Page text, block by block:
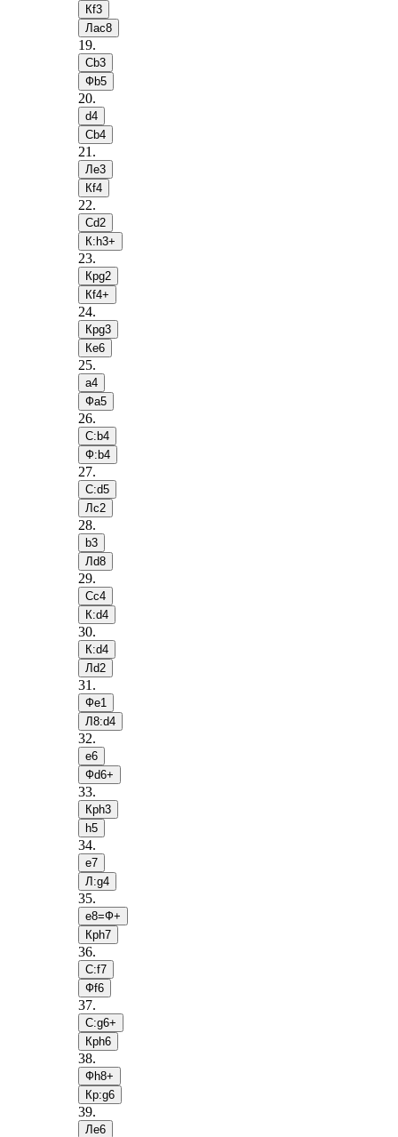
Кf3
Лac8
19.
Сb3
Фb5
20.
d4
Сb4
21 .
Лe3
Кf4
22.
Сd2
К:h3+
23.
Крg2
Кf4+
24.
Крg3
Кe6
25.
a4
Фa5
26.
С:b4
Ф:b4
27.
С:d5
Лc2
28.
b3
Лd8
29.
Сc4
К:d4
30.
К:d4
Лd2
31 .
Фe1
Л8:d4
32.
e6
Фd6+
33.
Крh3
h5
34.
e7
Л:g4
35.
e8=Ф+
Крh7
36.
С:f7
Фf6
37.
С:g6+
Крh6
38.
Фh8+
Кр:g6
39.
Лe6